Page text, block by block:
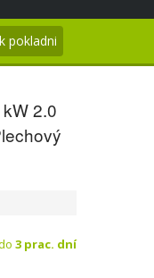
pokladni
2.0
3 prac. dní